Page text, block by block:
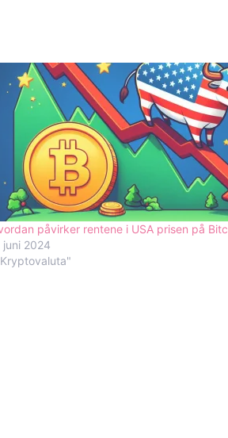
påvirker rentene i USA prisen på
juni 2024